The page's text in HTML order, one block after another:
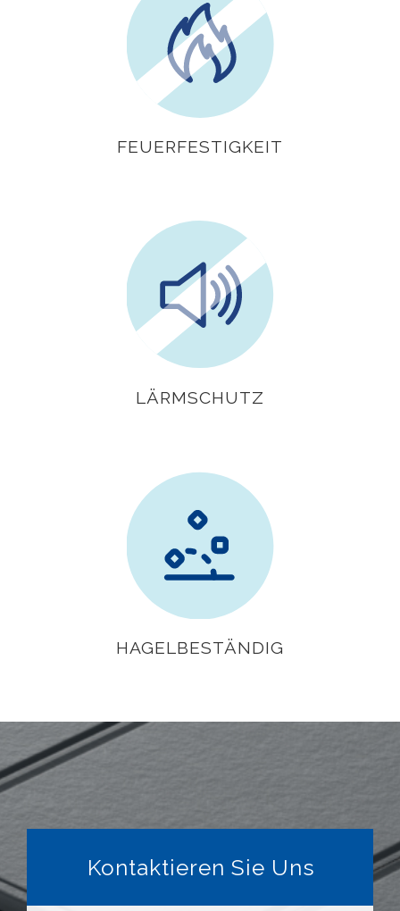
FEUERFESTIGKEIT
LÄRMSCHUTZ
HAGELBESTÄNDIG
Kontaktieren Sie Uns